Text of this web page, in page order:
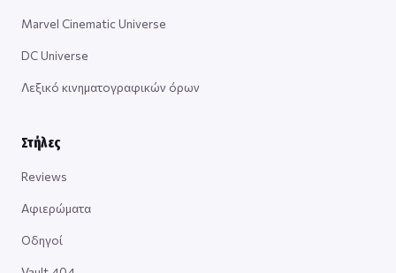
Marvel Cinematic Universe
DC Universe
Λεξικό κινηματογραφικών όρων
Στήλες
Reviews
Αφιερώματα
Οδηγοί